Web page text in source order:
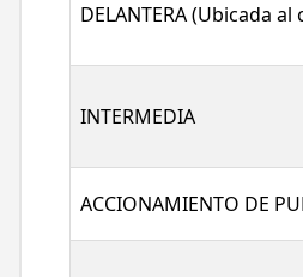
DELANTERA (Ubicada
INTERMEDIA
ACCIONAMIENTO DE